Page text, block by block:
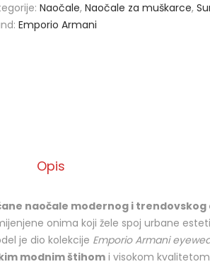
Naočale,Naočale za muškarce,
Emporio Armani
Opis
naočale modernog i trendovskog
onima koji žele spoj urbane
je dio kolekcije Emporio Armani
modnim štihom i visokom